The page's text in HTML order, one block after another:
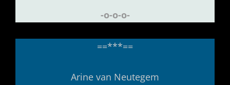
-o-o-o-
==***==
Arine van Neutegem